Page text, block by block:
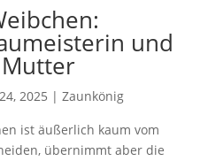
und
2025 | Zaunkönig
ist äußerlich kaum vom
übernimmt aber die